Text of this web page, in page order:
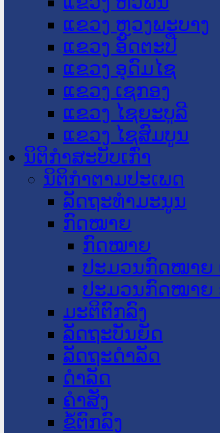
ແຂວງ ຫຼວງພະບາງ
ແຂວງ ອັດຕະປື
ແຂວງ ອຸດົມໄຊ
ແຂວງ ເຊກອງ
ແຂວງ ໄຊຍະບູລີ
ແຂວງ ໄຊສົມບູນ
ນິຕິກໍາສະບັບເກົ່າ
ນິຕິກຳຕາມປະເພດ
ລັດຖະທໍາມະນູນ
ກົດໝາຍ
ກົດໝາຍ
ປະມວນກົດໝາຍ
ປະມວນກົດໝາຍ
ມະຕິຕົກລົງ
ລັດຖະບັນຍັດ
ລັດຖະດໍາລັດ
ດໍາລັດ
ຄໍາສັ່ງ
ຂໍ້ຕົກລົງ